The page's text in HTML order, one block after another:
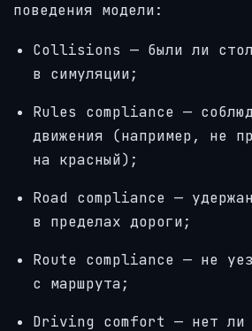
поведения модели:
Collisions — были ли
в симуляции;
Rules compliance —
движения (например, не
на красный);
Road compliance —
в пределах дороги;
Route compliance — не
с маршрута;
Driving comfort — нет ли